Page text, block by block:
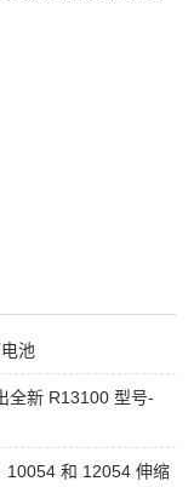
池
新 R13100 型号-
10054 和 12054 伸缩